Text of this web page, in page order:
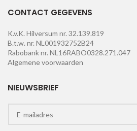
CONTACT GEGEVENS
K.v.K. Hilversum nr. 32.139.819
B.t.w. nr. NL001932752B24
Rabobank nr. NL16RABO0328.271.047
Algemene voorwaarden
NIEUWSBRIEF